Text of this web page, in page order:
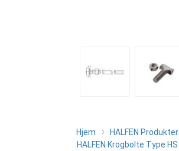
Hjem
HALFEN Produkter
HALFEN Krogbolte Type HS